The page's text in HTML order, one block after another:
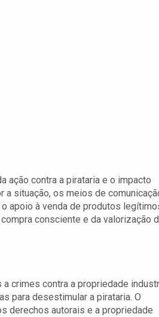
ação contra a pirataria e o impacto
a situação, os meios de
apoio à venda de produtos
consciente e da valorização
crimes contra a propriedade
para desestimular a pirataria. O
derechos autorais e a propriedade